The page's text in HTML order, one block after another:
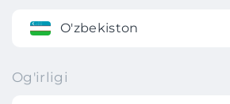
O'zbekiston
Og'irligi